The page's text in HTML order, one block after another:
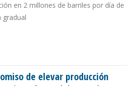
en 2 millones de barriles por día de
gradual
de elevar producción